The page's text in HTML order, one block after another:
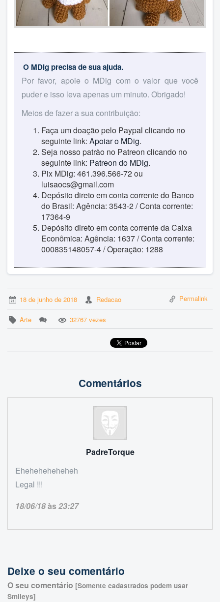
O MDig precisa de sua ajuda.
Por favor, apoie o MDig com o valor que você
puder e isso leva apenas um minuto. Obrigado!
Meios de fazer a sua contribuição:
Faça um doação pelo Paypal clicando no
seguinte link: Apoiar o MDig.
Seja nosso patrão no Patreon clicando no
seguinte link: Patreon do MDig.
Pix MDig: 461.396.566-72 ou
luisaocs@gmail.com
Depósito direto em conta corrente do Banco
do Brasil: Agência: 3543-2 / Conta corrente:
17364-9
Depósito direto em conta corrente da Caixa
Econômica: Agência: 1637 / Conta corrente:
000835148057-4 / Operação: 1288
18 de junho de 2018 Redacao Permalink
Arte 32767 vezes
Comentários
PadreTorque
Eheheheheheheh
Legal !!!
18/06/18às23:27
Deixe o seu comentário
O seu comentário [Somente cadastrados podem usar
Smileys]